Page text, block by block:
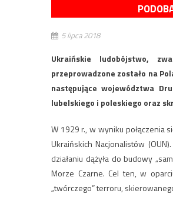
5 lipca 2018
Ukraińskie ludobójstwo,
przeprowadzone zostało na
następujące województwa
lubelskiego i poleskiego oraz
W 1929 r., w wyniku połączenia
Ukraińskich Nacjonalistów
działaniu dążyła do budowy
Morze Czarne. Cel ten, w
„twórczego” terroru,